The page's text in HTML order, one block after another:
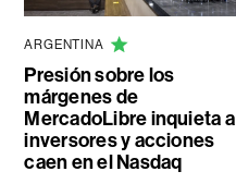
ARGENTINA
Presión sobre los
márgenes de
MercadoLibre inquieta a
inversores y acciones
caen en el Nasdaq